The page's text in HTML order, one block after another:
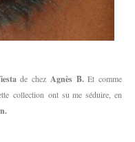
de chez Agnès B.Et comme
collection ont su me séduire, en